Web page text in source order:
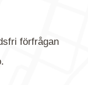
förfrågan